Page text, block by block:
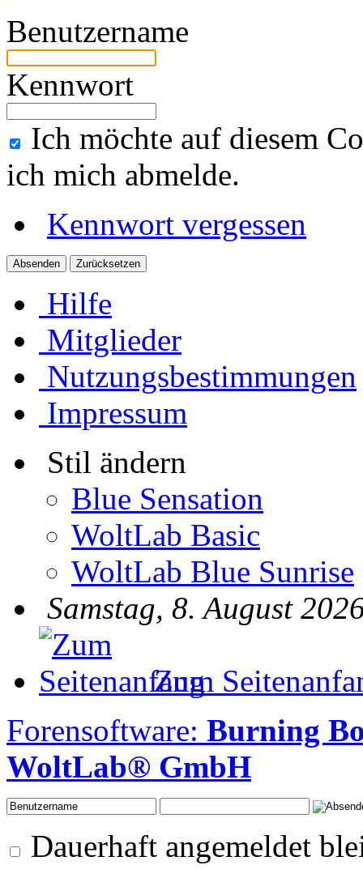
Benutzername
Kennwort
Ich möchte auf diesem
ich mich abmelde.
Kennwort vergessen
Hilfe
Mitglieder
Nutzungsbestimmungen
Impressum
Stil ändern
Blue Sensation
WoltLab Basic
WoltLab Blue Sunrise
Samstag, 8. August
Zum
Forensoftware: Burning
WoltLab® GmbH
Dauerhaft angemeldet